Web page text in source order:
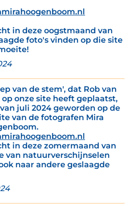
in deze oogstmaand van
foto's vinden op die site
van de stem', dat Rob van
op onze site heeft geplaatst,
juli 2024 geworden op de
van de fotografen Mira
in deze zomermaand van
van natuurverschijnselen
naar andere geslaagde